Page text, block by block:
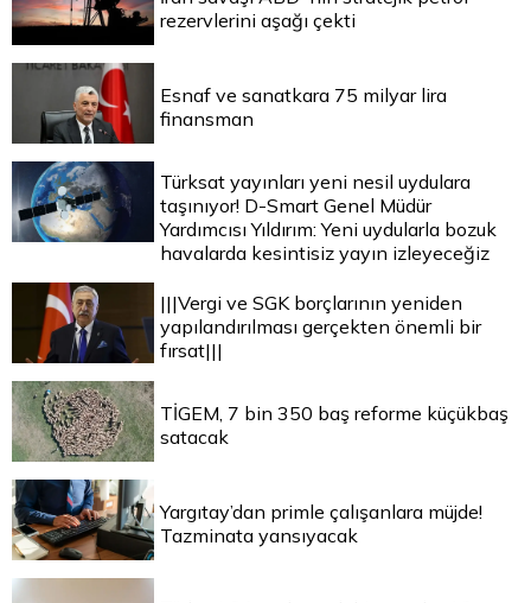
rezervlerini aşağı çekti
Esnaf ve sanatkara 75 milyar lira
finansman
Türksat yayınları yeni nesil uydulara
taşınıyor! D-Smart Genel Müdür
Yardımcısı Yıldırım: Yeni uydularla bozuk
havalarda kesintisiz yayın izleyeceğiz
|||Vergi ve SGK borçlarının yeniden
yapılandırılması gerçekten önemli bir
fırsat|||
TİGEM, 7 bin 350 baş reforme küçükbaş
satacak
Yargıtay’dan primle çalışanlara müjde!
Tazminata yansıyacak